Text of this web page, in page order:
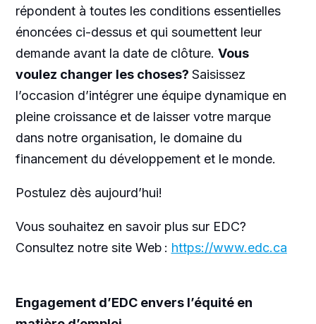
répondent à toutes les conditions essentielles
énoncées ci-dessus et qui soumettent leur
demande avant la date de clôture. Vous
voulez changer les choses? Saisissez
l’occasion d’intégrer une équipe dynamique en
pleine croissance et de laisser votre marque
dans notre organisation, le domaine du
financement du développement et le monde.
Postulez dès aujourd’hui!
Vous souhaitez en savoir plus sur EDC?
Consultez notre site Web : https://www.edc.ca
Engagement d’EDC envers l’équité en